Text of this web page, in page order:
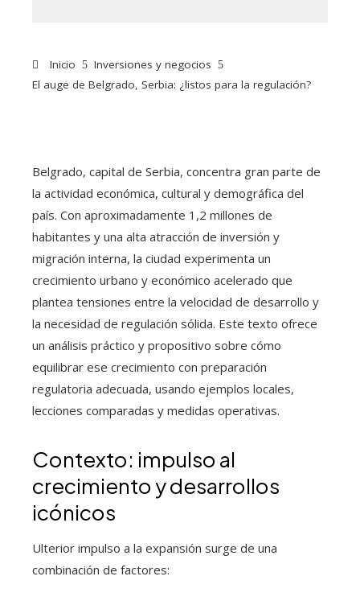
Inicio
Inversiones y negocios
El auge de Belgrado, Serbia: ¿listos para la regulación?
Belgrado, capital de Serbia, concentra gran parte de
la actividad económica, cultural y demográfica del
país. Con aproximadamente 1,2 millones de
habitantes y una alta atracción de inversión y
migración interna, la ciudad experimenta un
crecimiento urbano y económico acelerado que
plantea tensiones entre la velocidad de desarrollo y
la necesidad de regulación sólida. Este texto ofrece
un análisis práctico y propositivo sobre cómo
equilibrar ese crecimiento con preparación
regulatoria adecuada, usando ejemplos locales,
lecciones comparadas y medidas operativas.
Contexto: impulso al
crecimiento y desarrollos
icónicos
Ulterior impulso a la expansión surge de una
combinación de factores: